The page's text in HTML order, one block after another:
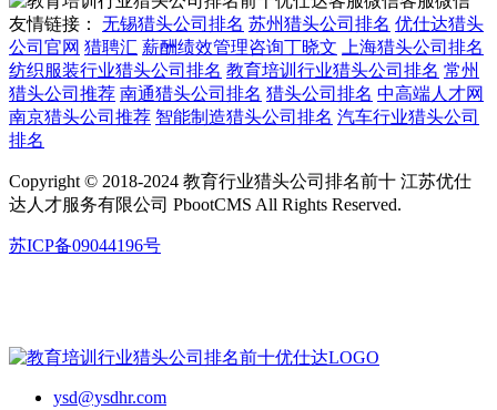
友情链接： 无锡猎头公司排名 苏州猎头公司排名 优仕达猎头
公司官网 猎聘汇 薪酬绩效管理咨询丁晓文
上海猎头公司排名
纺织服装行业猎头公司排名 教育培训行业猎头公司排名 常州
猎头公司推荐 南通猎头公司排名 猎头公司排名 中高端人才网
南京猎头公司推荐 智能制造猎头公司排名 汽车行业猎头公司
排名
Copyright © 2018-2024 教育行业猎头公司排名前十 江苏优仕
达人才服务有限公司 PbootCMS All Rights Reserved.
苏ICP备09044196号
ysd@ysdhr.com